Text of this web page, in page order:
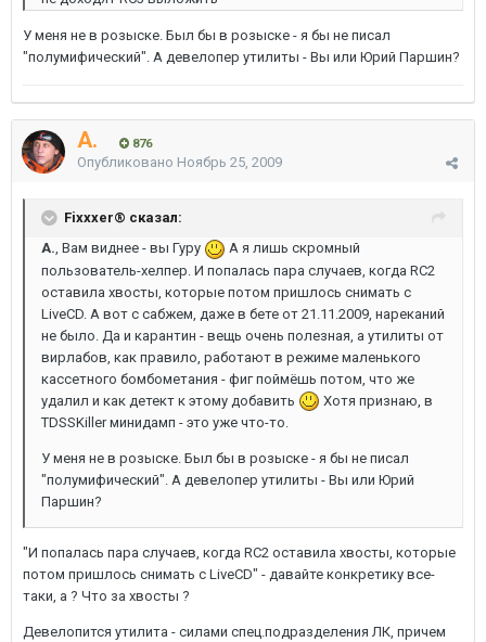
У меня не в розыске. Был бы в розыске - я бы не писал
"полумифический". А девелопер утилиты - Вы или Юрий Паршин?
A. 876
Опубликовано Ноябрь 25, 2009
Fixxxer® сказал:
А., Вам виднее - вы Гуру
А я лишь скромный
пользователь-хелпер. И попалась пара случаев, когда RC2
оставила хвосты, которые потом пришлось снимать с
LiveCD. А вот с сабжем, даже в бете от 21.11.2009, нареканий
не было. Да и карантин - вещь очень полезная, а утилиты от
вирлабов, как правило, работают в режиме маленького
кассетного бомбометания - фиг поймёшь потом, что же
удалил и как детект к этому добавить
Хотя признаю, в
TDSSKiller минидамп - это уже что-то.
У меня не в розыске. Был бы в розыске - я бы не писал
"полумифический". А девелопер утилиты - Вы или Юрий
Паршин?
"И попалась пара случаев, когда RC2 оставила хвосты, которые
потом пришлось снимать с LiveCD" - давайте конкретику все-
таки, а ? Что за хвосты ?
Девелопится утилита - силами спец.подразделения ЛК, причем